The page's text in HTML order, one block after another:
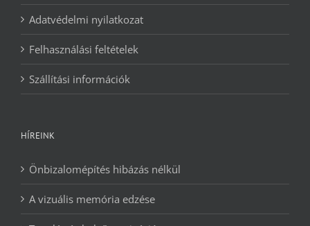
Adatvédelmi nyilatkozat
Felhasználási feltételek
Szállítási információk
HÍREINK
Önbizalomépítés hibázás nélkül
A vizuális memória edzése